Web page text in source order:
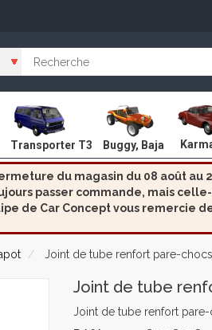
Transporter T3 Buggy, Baja
du magasin du 08 août au
passer commande, mais
de Car Concept vous remercie
Joint de tube renfort pare-
Joint de tube
Joint de tube renfort